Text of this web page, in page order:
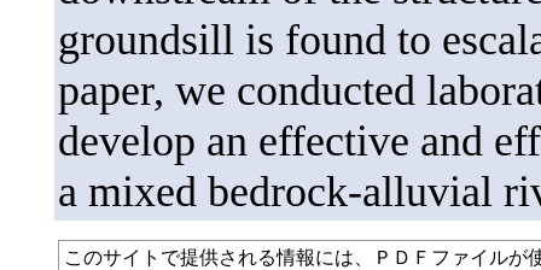
groundsill is found to
paper, we conducted
develop an effective and
a mixed bedrock-alluvial
このサイトで提供される情報には、ＰＤＦファイル